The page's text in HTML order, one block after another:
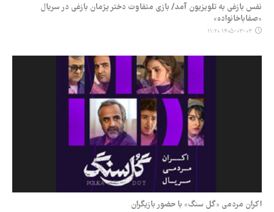
نفس بازغی به تلویزیون آمد/ بازی متفاوت دختر پژمان بازغی در سریال
«صفاباخانواده»
۱۴۰۵-۰۳-۰۳ ۱۱:۲۰
اکران مردمی «گل سنگ» با حضور بازیگران